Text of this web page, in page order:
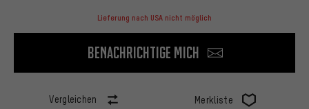
Lieferung nach USA nicht möglich
Benachrichtige mich
Vergleichen Merkliste